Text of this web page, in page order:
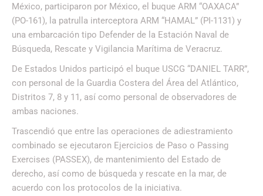
México, participaron por México, el buque ARM “OAXACA”
(PO-161), la patrulla interceptora ARM “HAMAL” (PI-1131) y
una embarcación tipo Defender de la Estación Naval de
Búsqueda, Rescate y Vigilancia Marítima de Veracruz.
De Estados Unidos participó el buque USCG “DANIEL TARR”,
con personal de la Guardia Costera del Área del Atlántico,
Distritos 7, 8 y 11, así como personal de observadores de
ambas naciones.
Trascendió que entre las operaciones de adiestramiento
combinado se ejecutaron Ejercicios de Paso o Passing
Exercises (PASSEX), de mantenimiento del Estado de
derecho, así como de búsqueda y rescate en la mar, de
acuerdo con los protocolos de la iniciativa.